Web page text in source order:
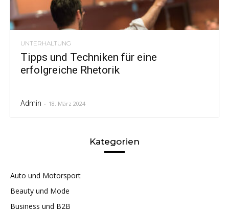
UNTERHALTUNG
Tipps und Techniken für eine
erfolgreiche Rhetorik
Admin - 18. März 2024
Kategorien
Auto und Motorsport
Beauty und Mode
Business und B2B